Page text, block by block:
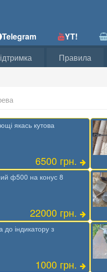
Telegram YT!
Правила
якась кутова
6500 грн.
ф500 на конус 8
22000 грн.
до індикатору з
1000 грн.